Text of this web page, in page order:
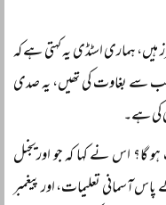
ہماری اسٹڈی یہ کہتی ہے کہ
سے بغاوت کی تھیں، یہ صدی
کی ہے۔
گا؟ اس نے کہا کہ جو اوریجنل
آسمانی تعلیمات، اور پیغمبر